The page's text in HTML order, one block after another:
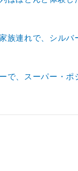
族連れで、シルバ
で、スーパー・ポ